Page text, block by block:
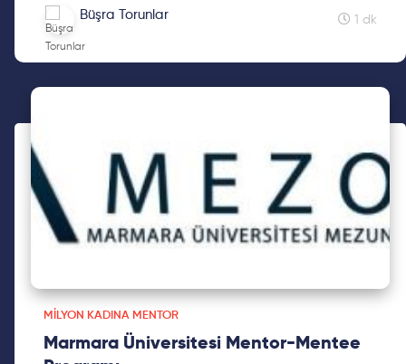
Büşra Torunlar 1 dk
MILYON KADINA MENTOR
Marmara Üniversitesi Mentor-Mentee